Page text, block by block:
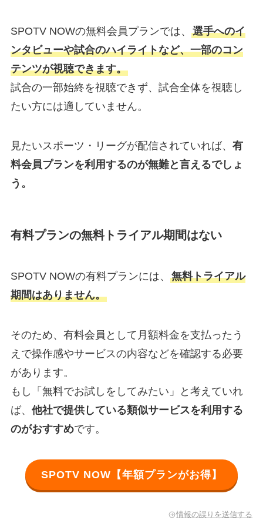
SPOTV NOWの無料会員プランでは、 選手へのイ
ンタビューや試合のハイライトなど、一部のコン
テンツが視聴できます。
試合の一部始終を視聴できず、試合全体を視聴し
たい方には適していません。
見たいスポーツ・リーグが配信されていれば、 有
料会員プランを利用するのが無難と言えるでしょ
う。
有料プランの無料トライアル期間はない
SPOTV NOWの有料プランには、 無料トライアル
期間はありません。
そのため、有料会員として月額料金を支払ったう
えで操作感やサービスの内容などを確認する必要
があります。
もし「無料でお試しをしてみたい」と考えていれ
ば、 他社で提供している類似サービスを利用する
のがおすすめです。
SPOTV NOW【年額プランがお得】
情報の誤りを送信する